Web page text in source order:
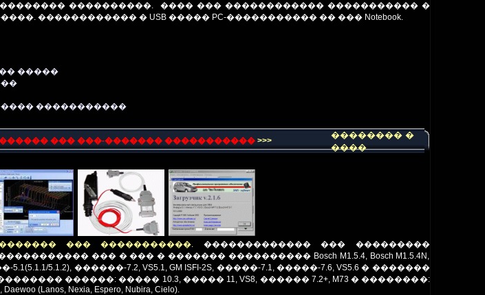
����������. ���� ��� ������������ ����������� �
������������ � USB ����� PC-����������� �� ��� Notebook.
�����
�����������
��� ���-������� ����������� >>>
�������� �
����
��� �����������. ������������� ��� ���������
��� � ��� � ������� ���������� Bosch M1.5.4, Bosch M1.5.4N,
5.1(5.1.1/5.1.2), ������-7.2, VS5.1, GM ISFI-2S, �����-7.1, �����-7.6, VS5.6 � �������
������: ����� 10.3, ����� 11, VS8, ������ 7.2+, M73 � ��������:
Daewoo (Lanos, Nexia, Espero, Nubira, Cielo).